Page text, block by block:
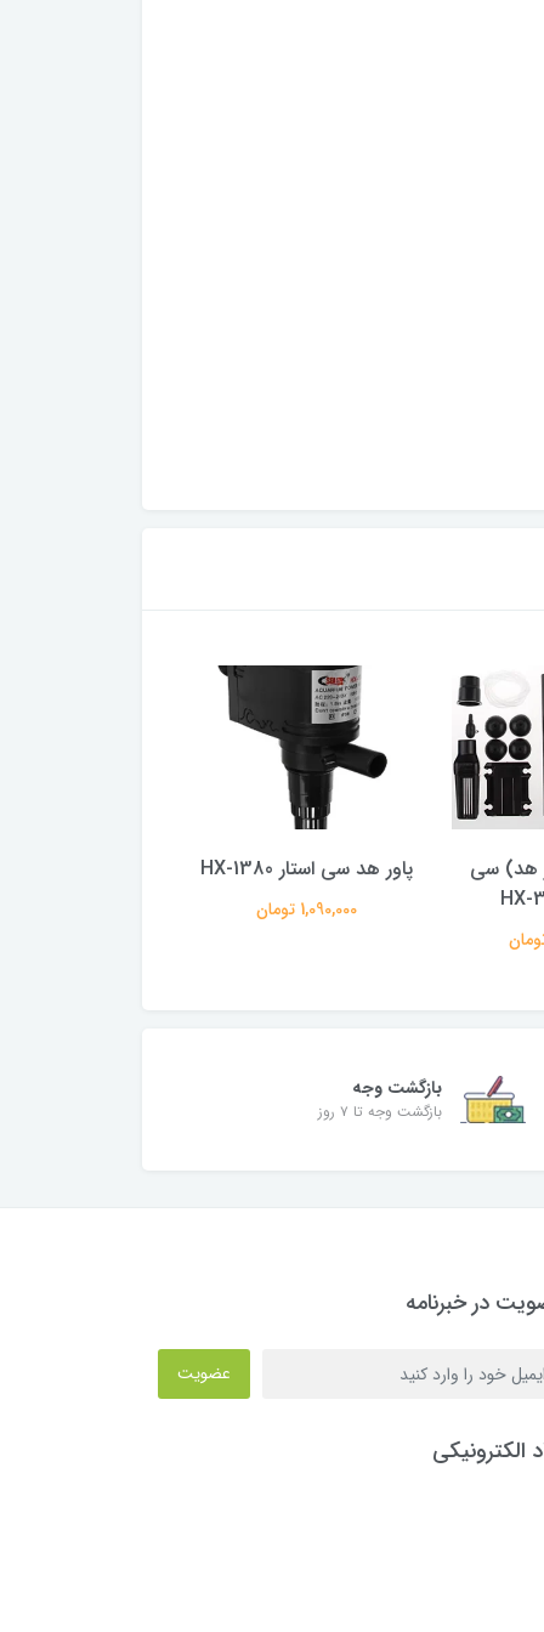
هد) سی پاور هد سی استار HX-1380
1,090,000 تومان
بازگشت وجه
بازگشت وجه تا ۷ روز
در خبرنامه
عضویت
الکترونیکی